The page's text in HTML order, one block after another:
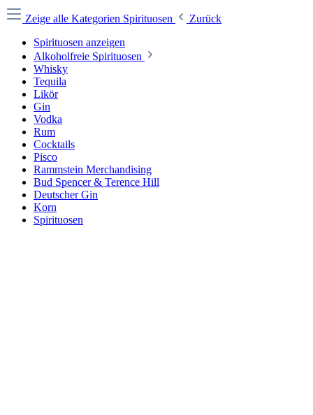
Zeige alle Kategorien Spirituosen
Zurück
Spirituosen anzeigen
Alkoholfreie Spirituosen
Whisky
Tequila
Likör
Gin
Vodka
Rum
Cocktails
Pisco
Rammstein Merchandising
Bud Spencer & Terence Hill
Deutscher Gin
Korn
Spirituosen